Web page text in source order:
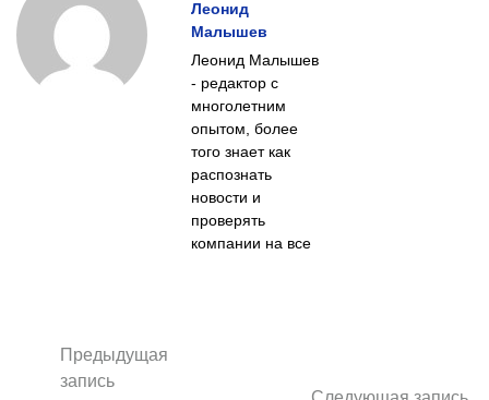
Леонид
Малышев
Леонид Малышев
- редактор с
многолетним
опытом, более
того знает как
распознать
новости и
проверять
компании на все
Предыдущая
запись